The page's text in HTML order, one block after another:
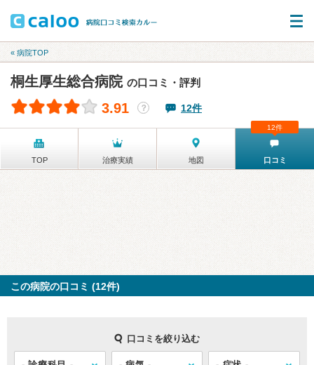
« 病院TOP
桐生厚生総合病院 の口コミ・評判
3.91 ？ 12件
TOP 治療実績 地図 口コミ
12件
この病院の口コミ (12件)
口コミを絞り込む